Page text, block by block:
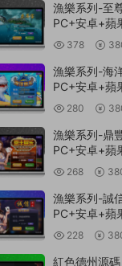
漁樂系列-至
PC+安卓+蘋
378
漁樂系列-海
PC+安卓+蘋
280
漁樂系列-鼎
PC+安卓+蘋
268
漁樂系列-誠
PC+安卓+蘋
228
紅色德州源